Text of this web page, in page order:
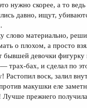
нужно скорее, а то ведь
давно, ищут,
слово материально,
о плохом, а просто
бывшей девочки фигурку
трах-бах, и сделал по
Растопил воск, залил
макушки еле
Лучше прежнего